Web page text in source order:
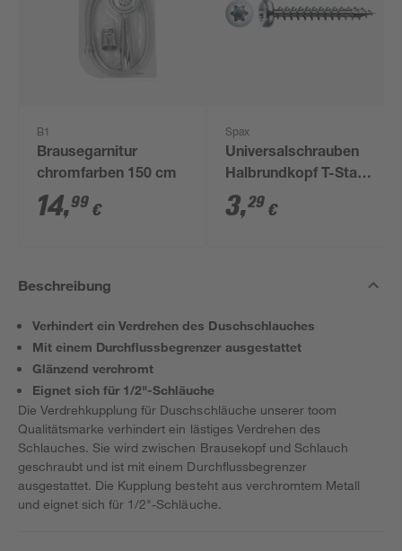
B1
Brausegarnitur
chromfarben 150 cm
14,99 €
Spax
Universalschrauben
Halbrundkopf T-Star
plus T20 Stahl Ø 4,5 x
20 mm 16 Stück
3,29 €
Beschreibung
Verhindert ein Verdrehen des Duschschlauches
Mit einem Durchflussbegrenzer ausgestattet
Glänzend verchromt
Eignet sich für 1/2"-Schläuche
Die Verdrehkupplung für Duschschläuche unserer toom
Qualitätsmarke verhindert ein lästiges Verdrehen des
Schlauches. Sie wird zwischen Brausekopf und Schlauch
geschraubt und ist mit einem Durchflussbegrenzer
ausgestattet. Die Kupplung besteht aus verchromtem Metall
und eignet sich für 1/2"-Schläuche.